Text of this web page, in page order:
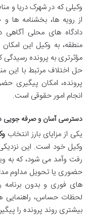
وکیلی که در شهرک دریا و
از رویه ها، بخشنامه
دادگاه های محلی
منطقه، به وکیل این
مؤثرتری به پرونده رسیدگی
حل اختلاف مرتبط با این
پرونده، امکان پیگیری
انجام امور حقوقی است.
دسترسی آسان و صرفه جویی
یکی از مزایای بارز انتخاب
وکیل خود است. این
رفت وآمد می شود، که به
حضوری یا تحویل مداوم
های فوری و بدون
لحظات حساس، راهنمایی
بیشتری روند پرونده را